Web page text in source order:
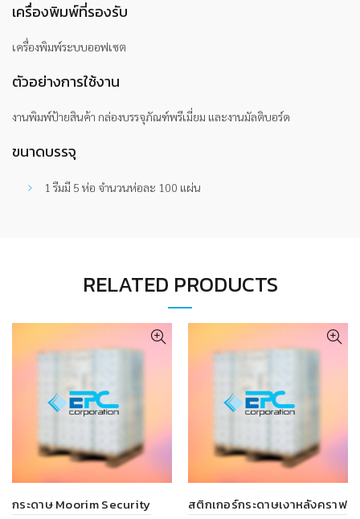
เครื่องพิมพ์ที่รองรับ
เครื่องพิมพ์ระบบออฟเซต
ตัวอย่างการใช้งาน
งานพิมพ์ป้ายสินค้า กล่องบรรจุภัณฑ์พรีเมี่ยม และงานมัลติบอร์ด
ขนาดบรรจุ
1 รีมมี 5 ห่อ จำนวนห่อละ 100 แผ่น
RELATED PRODUCTS
กระดาษ Moorim Security
สติกเกอร์กระดาษเงาหลังคราฟ